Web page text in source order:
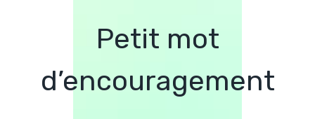
Petit mot
d’encouragement